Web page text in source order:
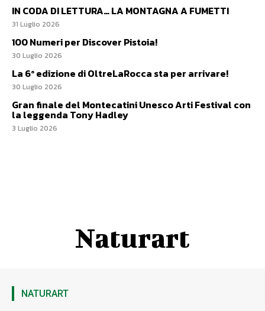
IN CODA DI LETTURA… LA MONTAGNA A FUMETTI
31 Luglio 2026
100 Numeri per Discover Pistoia!
30 Luglio 2026
La 6ª edizione di OltreLaRocca sta per arrivare!
30 Luglio 2026
Gran finale del Montecatini Unesco Arti Festival con
la leggenda Tony Hadley
3 Luglio 2026
Naturart
NATURART